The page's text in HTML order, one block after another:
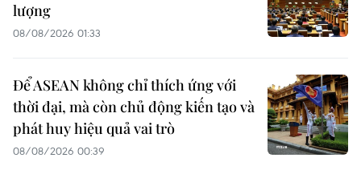
lượng
08/08/2026 01:33
Để ASEAN không chỉ thích ứng với
thời đại, mà còn chủ động kiến tạo và
phát huy hiệu quả vai trò
08/08/2026 00:39